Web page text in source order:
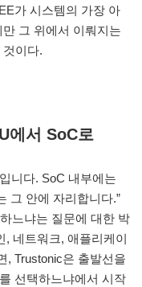
가 시스템의 가장 아
그 위에서 이뤄지는
이다.
에서 SoC로
니다. SoC 내부에는
그 안에 자리합니다.”
느냐는 질문에 대한 박
, 네트워크, 애플리케이
, Trustonic은 출발선을
선택하느냐에서 시작